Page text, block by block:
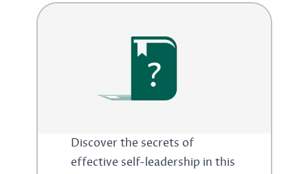
?
Discover the secrets of
effective self-leadership in this